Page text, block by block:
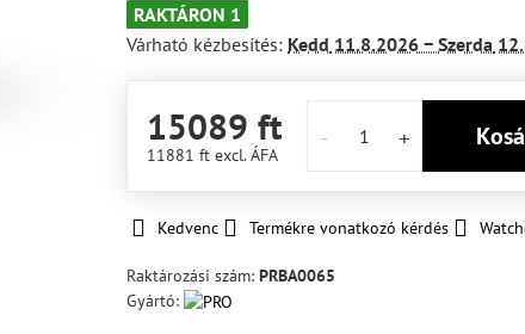
RAKTÁRON 1
Várható kézbesítés: Kedd 11.8.2026 −Szerda
15089 ft
11881 ftexcl. ÁFA
Kedvenc Termékre vonatkozó kérdés
Raktározási szám:PRBA0065
Gyártó: